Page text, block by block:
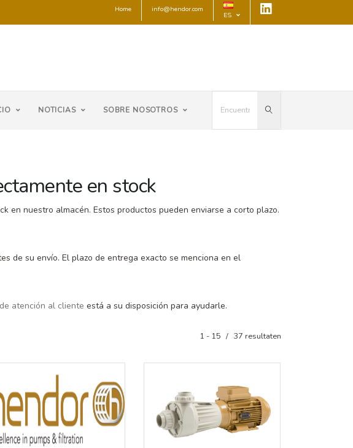
Home info@hendor.com
ES
NOTICIAS SOBRE NOSOTROS
en stock
en nuestro almacén. Estos productos pueden enviarse a corto plazo.
de su envío. El plazo de entrega exacto se menciona en el
atención al cliente está a su disposición para ayudarle.
1 - 15 / 37 resultaten